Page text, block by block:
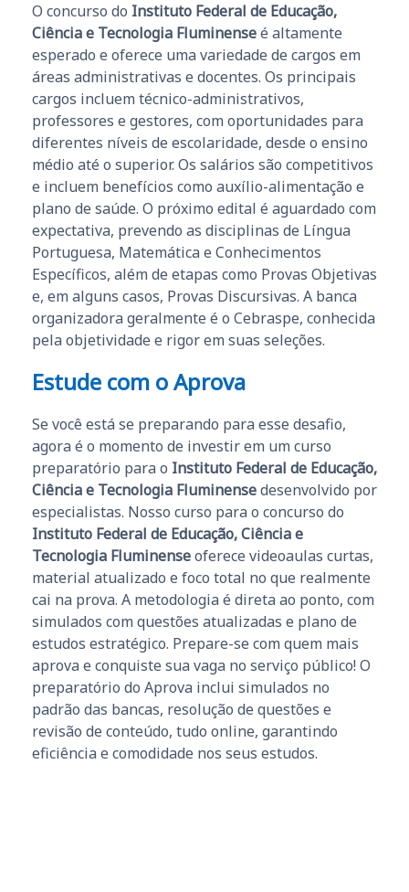
O concurso do Instituto Federal de Educação,
Ciência e Tecnologia Fluminenseé altamente
esperado e oferece uma variedade de cargos em
áreas administrativas e docentes. Os principais
cargos incluem técnico-administrativos,
professores e gestores, com oportunidades para
diferentes níveis de escolaridade, desde o ensino
médio até o superior. Os salários são competitivos
e incluem benefícios como auxílio-alimentação e
plano de saúde. O próximo edital é aguardado com
expectativa, prevendo as disciplinas de Língua
Portuguesa, Matemática e Conhecimentos
Específicos, além de etapas como Provas Objetivas
e, em alguns casos, Provas Discursivas. A banca
organizadora geralmente é o Cebraspe, conhecida
pela objetividade e rigor em suas seleções.
Estude com o Aprova
Se você está se preparando para esse desafio,
agora é o momento de investir em um curso
preparatório para o Instituto Federal de Educação,
Ciência e Tecnologia Fluminensedesenvolvido por
especialistas. Nosso curso para o concurso do
Instituto Federal de Educação, Ciência e
Tecnologia Fluminenseoferece videoaulas curtas,
material atualizado e foco total no que realmente
cai na prova. A metodologia é direta ao ponto, com
simulados com questões atualizadas e plano de
estudos estratégico. Prepare-se com quem mais
aprova e conquiste sua vaga no serviço público! O
preparatório do Aprova inclui simulados no
padrão das bancas, resolução de questões e
revisão de conteúdo, tudo online, garantindo
eficiência e comodidade nos seus estudos.